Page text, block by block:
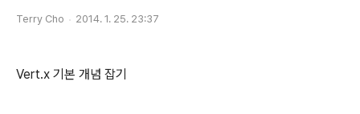
Terry Cho 2014. 1. 25. 23:37
Vert.x 기본 개념 잡기